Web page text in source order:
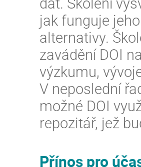
jak funguje
alternativy.
zavádění DOI
výzkumu,
V neposlední
možné DOI
repozitář, jež
Přínos pro